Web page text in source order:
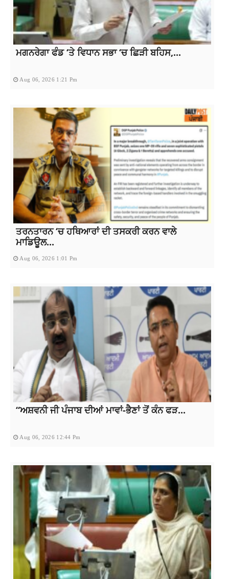
ਮਗਨਰੇਗਾ ਫੰਡ ‘ਤੇ ਵਿਧਾਨ ਸਭਾ ‘ਚ ਛਿੜੀ ਬਹਿਸ,...
Aug 06, 2026 1:21 Pm
ਤਰਨਤਾਰਨ ‘ਚ ਹਥਿਆਰਾਂ ਦੀ ਤਸਕਰੀ ਕਰਨ ਵਾਲੇ
ਮਾਡਿਊਲ...
Aug 06, 2026 1:01 Pm
“ਅਸ਼ਵਨੀ ਜੀ ਪੰਜਾਬ ਦੀਆਂ ਮਾਵਾਂ-ਭੈਣਾਂ ਤੋਂ ਕੰਨ ਫੜ...
Aug 06, 2026 12:44 Pm